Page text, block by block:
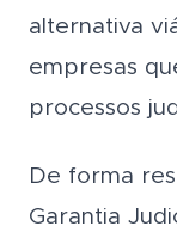
alternativa
empresas
processos
De forma
Garantia